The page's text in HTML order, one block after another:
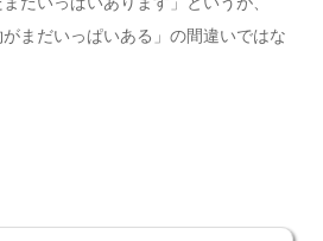
がまだいっぱいある」の間違いではな